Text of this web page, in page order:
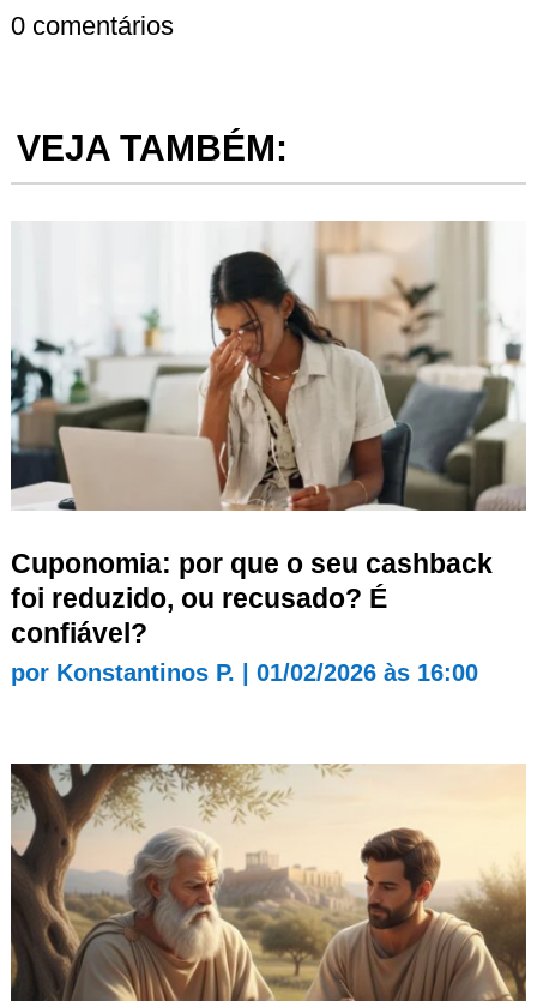
0 comentários
VEJA TAMBÉM:
Cuponomia: por que o seu cashback
foi reduzido, ou recusado? É
confiável?
por Konstantinos P. 01/02/2026 às 16:00